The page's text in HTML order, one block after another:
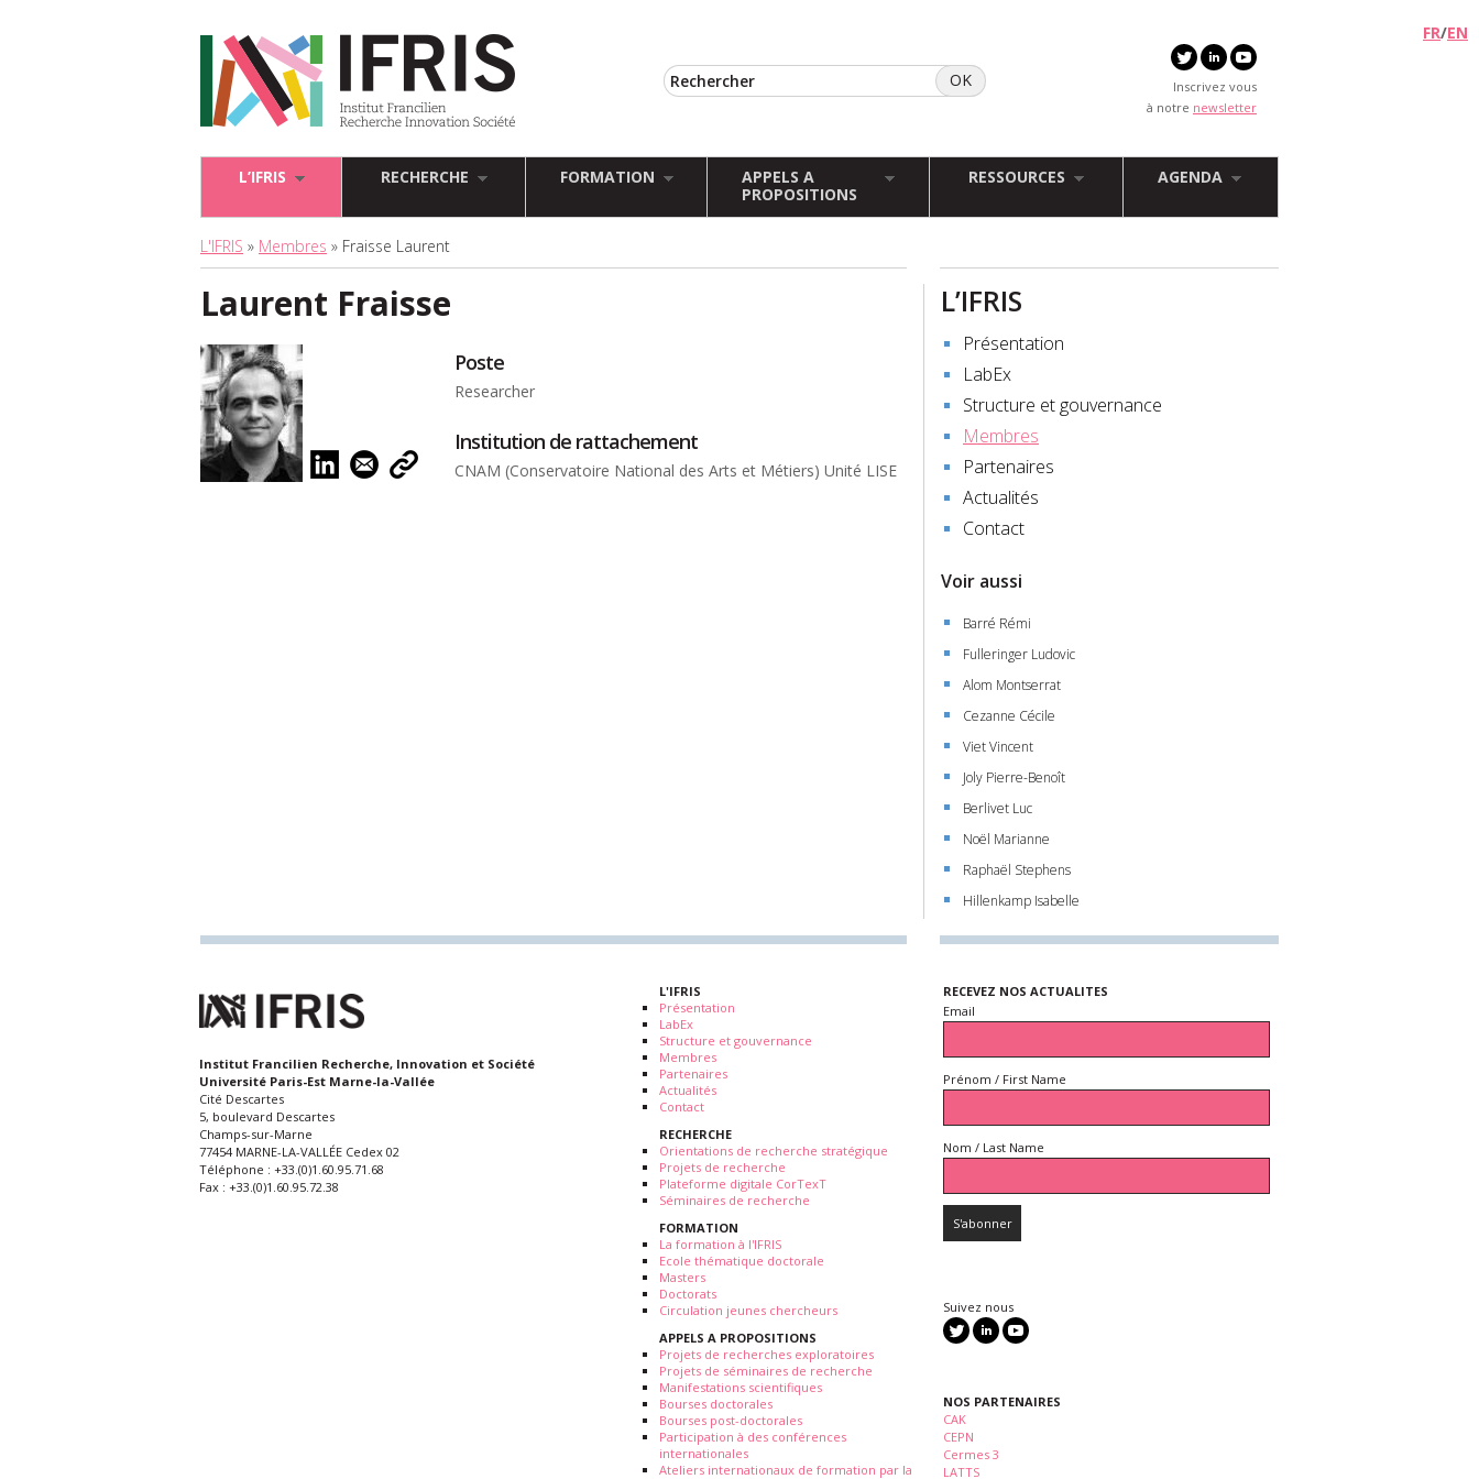
Inscrivez vous
à notre newsletter
FR/EN
L’IFRIS RECHERCHE FORMATION
APPELS A
PROPOSITIONS
RESSOURCES AGENDA
L'IFRIS » Membres » Fraisse Laurent
Laurent Fraisse
Poste
Researcher
Institution de rattachement
CNAM (Conservatoire National des Arts et Métiers) Unité LISE
L’IFRIS
Présentation
LabEx
Structure et gouvernance
Membres
Partenaires
Actualités
Contact
Voir aussi
Barré Rémi
Fulleringer Ludovic
Alom Montserrat
Cezanne Cécile
Viet Vincent
Joly Pierre-Benoît
Berlivet Luc
Noël Marianne
Raphaël Stephens
Hillenkamp Isabelle
Institut Francilien Recherche, Innovation et Société
Université Paris-Est Marne-la-Vallée
Cité Descartes
5, boulevard Descartes
Champs-sur-Marne
77454 MARNE-LA-VALLÉE Cedex 02
Téléphone : +33.(0)1.60.95.71.68
Fax : +33.(0)1.60.95.72.38
L'IFRIS
Présentation
LabEx
Structure et gouvernance
Membres
Partenaires
Actualités
Contact
RECHERCHE
Orientations de recherche stratégique
Projets de recherche
Plateforme digitale CorTexT
Séminaires de recherche
FORMATION
La formation à l'IFRIS
Ecole thématique doctorale
Masters
Doctorats
Circulation jeunes chercheurs
APPELS A PROPOSITIONS
Projets de recherches exploratoires
Projets de séminaires de recherche
Manifestations scientifiques
Bourses doctorales
Bourses post-doctorales
Participation à des conférences
internationales
Ateliers internationaux de formation par la
RECEVEZ NOS ACTUALITES
Email
Prénom / First Name
Nom / Last Name
Suivez nous
NOS PARTENAIRES
CAK
CEPN
Cermes 3
LATTS